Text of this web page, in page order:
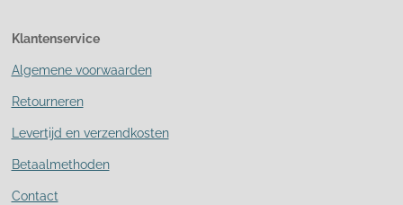
Klantenservice
Algemene voorwaarden
Retourneren
Levertijd en verzendkosten
Betaalmethoden
Contact